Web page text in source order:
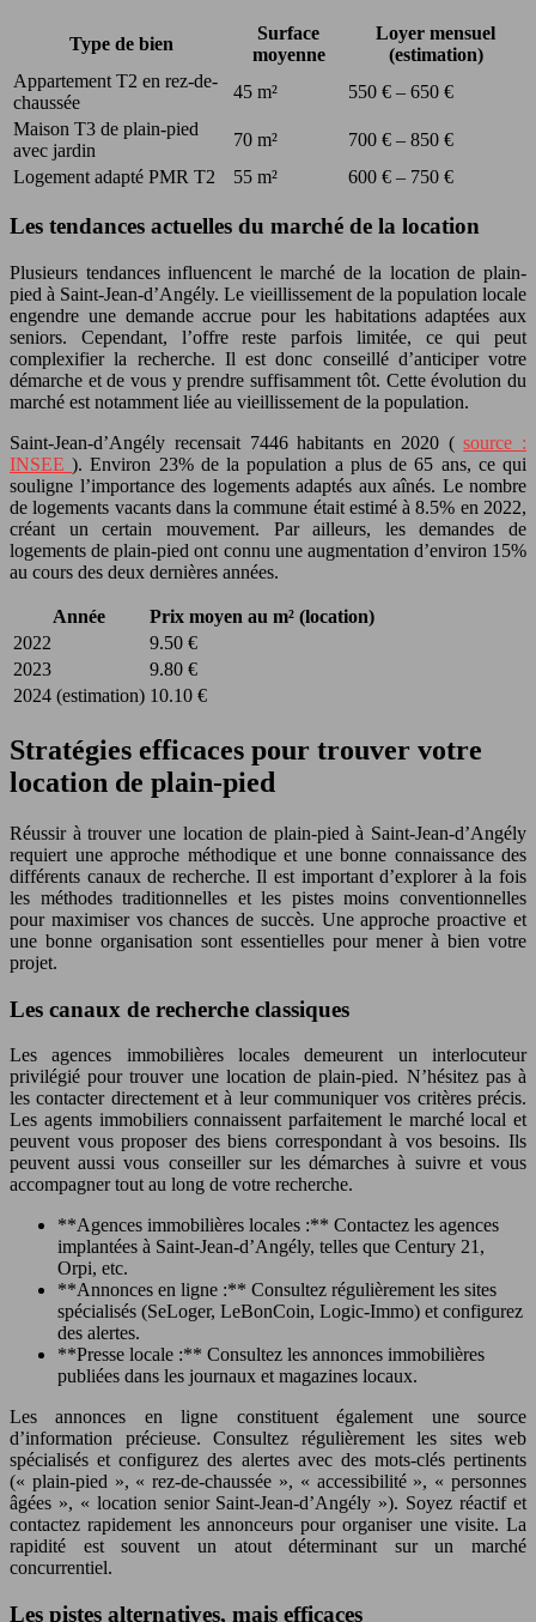
Type de bien
Surface
moyenne
Loyer mensuel
(estimation)
Appartement T2 en rez-de-
chaussée
45 m²
550 € – 650 €
Maison T3 de plain-pied
avec jardin
70 m²
700 € – 850 €
Logement adapté PMR T2
55 m² 600 € – 750 €
Les tendances actuelles du marché de la location
Plusieurs tendances influencent le marché de la location de plain-
pied à Saint-Jean-d’Angély. Le vieillissement de la population locale
engendre une demande accrue pour les habitations adaptées aux
seniors. Cependant, l’offre reste parfois limitée, ce qui peut
complexifier la recherche. Il est donc conseillé d’anticiper votre
démarche et de vous y prendre suffisamment tôt. Cette évolution du
marché est notamment liée au vieillissement de la population.
Saint-Jean-d’Angély recensait 7446 habitants en 2020 (source :
INSEE). Environ 23% de la population a plus de 65 ans, ce qui
souligne l’importance des logements adaptés aux aînés. Le nombre
de logements vacants dans la commune était estimé à 8.5% en 2022,
créant un certain mouvement. Par ailleurs, les demandes de
logements de plain-pied ont connu une augmentation d’environ 15%
au cours des deux dernières années.
Année
Prix moyen au m² (location)
2022
9.50 €
2023
9.80 €
2024 (estimation) 10.10 €
Stratégies efficaces pour trouver votre
location de plain-pied
Réussir à trouver une location de plain-pied à Saint-Jean-d’Angély
requiert une approche méthodique et une bonne connaissance des
différents canaux de recherche. Il est important d’explorer à la fois
les méthodes traditionnelles et les pistes moins conventionnelles
pour maximiser vos chances de succès. Une approche proactive et
une bonne organisation sont essentielles pour mener à bien votre
projet.
Les canaux de recherche classiques
Les agences immobilières locales demeurent un interlocuteur
privilégié pour trouver une location de plain-pied. N’hésitez pas à
les contacter directement et à leur communiquer vos critères précis.
Les agents immobiliers connaissent parfaitement le marché local et
peuvent vous proposer des biens correspondant à vos besoins. Ils
peuvent aussi vous conseiller sur les démarches à suivre et vous
accompagner tout au long de votre recherche.
**Agences immobilières locales :** Contactez les agences
implantées à Saint-Jean-d’Angély, telles que Century 21,
Orpi, etc.
**Annonces en ligne :** Consultez régulièrement les sites
spécialisés (SeLoger, LeBonCoin, Logic-Immo) et configurez
des alertes.
**Presse locale :** Consultez les annonces immobilières
publiées dans les journaux et magazines locaux.
Les annonces en ligne constituent également une source
d’information précieuse. Consultez régulièrement les sites web
spécialisés et configurez des alertes avec des mots-clés pertinents
(« plain-pied », « rez-de-chaussée », « accessibilité », « personnes
âgées », « location senior Saint-Jean-d’Angély »). Soyez réactif et
contactez rapidement les annonceurs pour organiser une visite. La
rapidité est souvent un atout déterminant sur un marché
concurrentiel.
Les pistes alternatives, mais efficaces